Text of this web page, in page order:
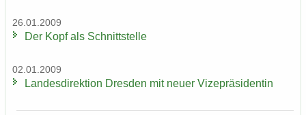
26.01.2009
Der Kopf als Schnitt­stel­le
02.01.2009
Lan­des­di­rek­ti­on Dres­den mit neuer Vi­ze­prä­si­den­tin